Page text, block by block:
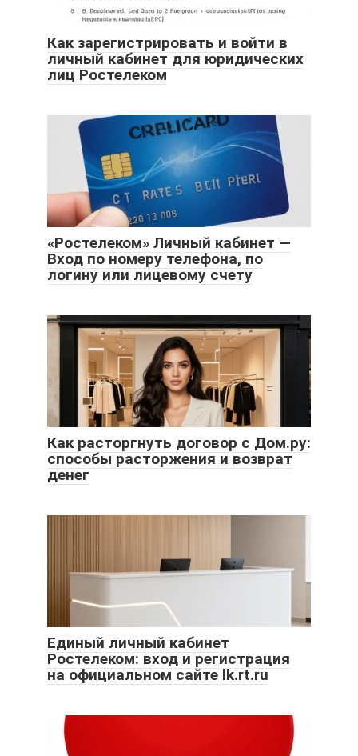
Как зарегистрировать и войти в
личный кабинет для юридических
лиц Ростелеком
«Ростелеком» Личный кабинет —
Вход по номеру телефона, по
логину или лицевому счету
Как расторгнуть договор с Дом.ру:
способы расторжения и возврат
денег
Единый личный кабинет
Ростелеком: вход и регистрация
на официальном сайте lk.rt.ru